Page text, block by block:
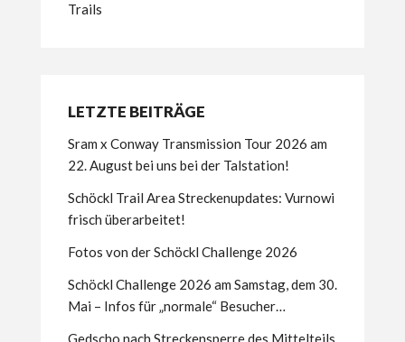
Trails
LETZTE BEITRÄGE
Sram x Conway Transmission Tour 2026 am
22. August bei uns bei der Talstation!
Schöckl Trail Area Streckenupdates: Vurnowi
frisch überarbeitet!
Fotos von der Schöckl Challenge 2026
Schöckl Challenge 2026 am Samstag, dem 30.
Mai – Infos für „normale“ Besucher…
Gedscho nach Streckensperre des Mittelteils